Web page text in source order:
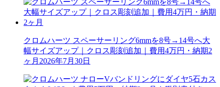
クロムハーツ スペーサーリング6mmを8号→14号へ大
幅サイズアップ｜クロス彫刻追加｜費用4万円・納期2
ヶ月 2026年7月30日